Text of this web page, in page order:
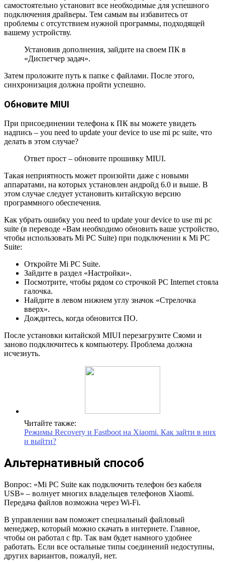
самостоятельно установит все необходимые для успешного
подключения драйверы. Тем самым вы избавитесь от
проблемы с отсутствием нужной программы, подходящей
вашему устройству.
Установив дополнения, зайдите на своем ПК в
«Диспетчер задач».
Затем проложите путь к папке с файлами. После этого,
синхронизация должна пройти успешно.
Обновите MIUI
При присоединении телефона к ПК вы можете увидеть
надпись – you need to update your device to use mi pc suite, что
делать в этом случае?
Ответ прост – обновите прошивку MIUI.
Такая неприятность может произойти даже с новыми
аппаратами, на которых установлен андройд 6.0 и выше. В
этом случае следует установить китайскую версию
программного обеспечения.
Как убрать ошибку you need to update your device to use mi pc
suite (в переводе «Вам необходимо обновить ваше устройство,
чтобы использовать Mi PC Suite) при подключении к Mi PC
Suite:
Откройте Mi PC Suite.
Зайдите в раздел «Настройки».
Посмотрите, чтобы рядом со строчкой PC Internet стояла
галочка.
Найдите в левом нижнем углу значок «Стрелочка
вверх».
Дождитесь, когда обновится ПО.
После установки китайской MIUI перезагрузите Сяоми и
заново подключитесь к компьютеру. Проблема должна
исчезнуть.
Читайте также:
Режимы Recovery и Fastboot на Xiaomi. Как зайти в них
и выйти?
Альтернативный способ
Вопрос: «Mi PC Suite как подключить телефон без кабеля
USB» – волнует многих владельцев телефонов Xiaomi.
Передача файлов возможна через Wi-Fi.
В управлении вам поможет специальный файловый
менеджер, который можно скачать в интернете. Главное,
чтобы он работал с ftp. Так вам будет намного удобнее
работать. Если все остальные типы соединений недоступны,
других вариантов, пожалуй, нет.